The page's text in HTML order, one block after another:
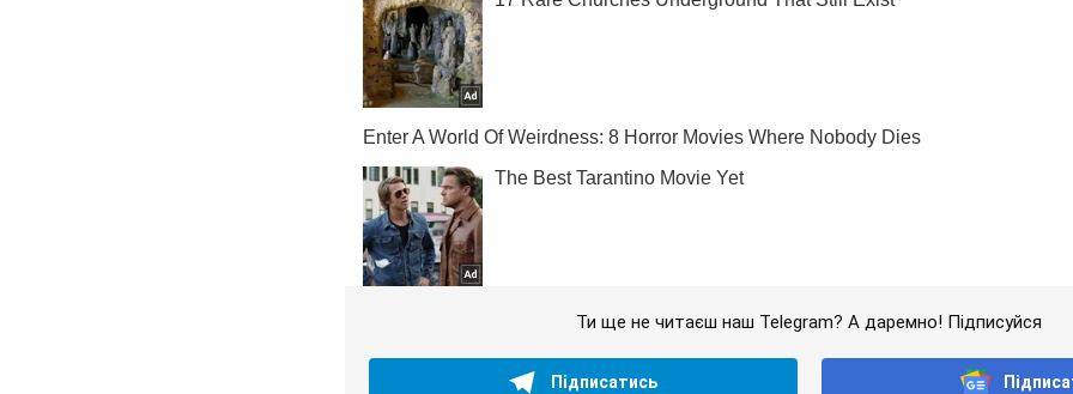
Ти ще не читаєш наш Telegram? А даремно! Підписуйся
Підписатись